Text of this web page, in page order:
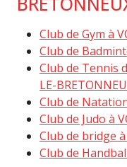
Club de Gym à
Club de
Club de Tennis
LE-
Club de
Club de Judo à
Club de bridge à
Club de